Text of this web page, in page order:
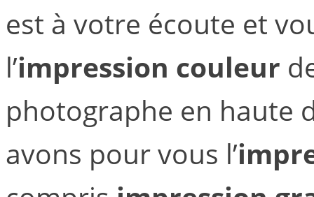
est à votre écoute et
l’impression couleur
photographe en haute
avons pour vous l’